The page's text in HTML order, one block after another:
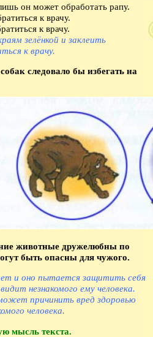
он может обработать рапу.
к врачу.
к врачу.
зелёнкой и заклеить
к врачу.
следовало бы избегать на
животные дружелюбны по
быть опасны для чужого.
и оно пытается защитить себя
незнакомого ему человека.
причинить вред здоровью
человека.
мысль текста.